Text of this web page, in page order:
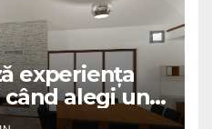
experiența
alegi un